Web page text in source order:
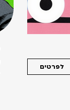
לפרטים